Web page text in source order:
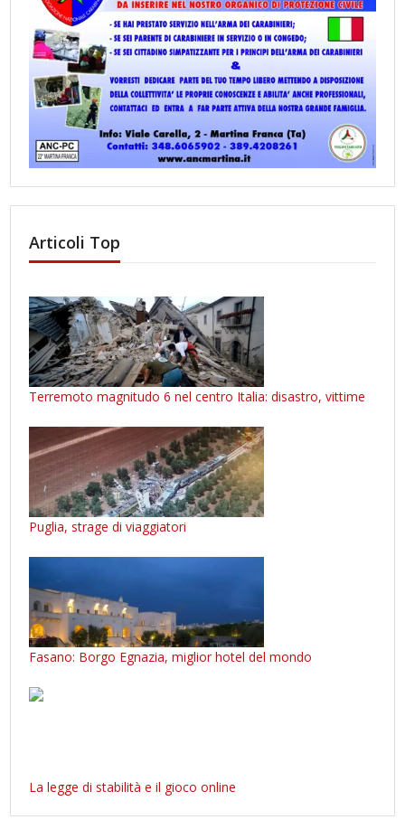
Articoli Top
Terremoto magnitudo 6 nel centro Italia: disastro, vittime
Puglia, strage di viaggiatori
Fasano: Borgo Egnazia, miglior hotel del mondo
La legge di stabilità e il gioco online